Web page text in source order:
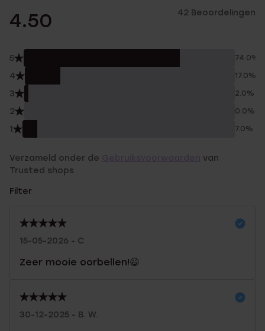
4.50 42 Beoordelingen
5 74.0%
4 17.0%
3 2.0%
2 0.0%
1 7.0%
Verzameld onder de
van
Trusted shops
Filter
15-05-2026 - C
Zeer mooie oorbellen!😃
30-12-2025 - B. W.